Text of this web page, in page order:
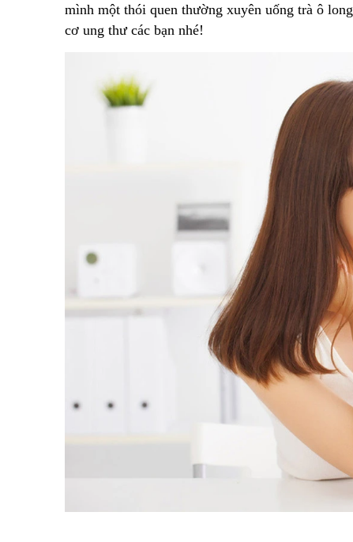
mình một thói quen thường xuyên uống trà ô
cơ ung thư các bạn nhé!